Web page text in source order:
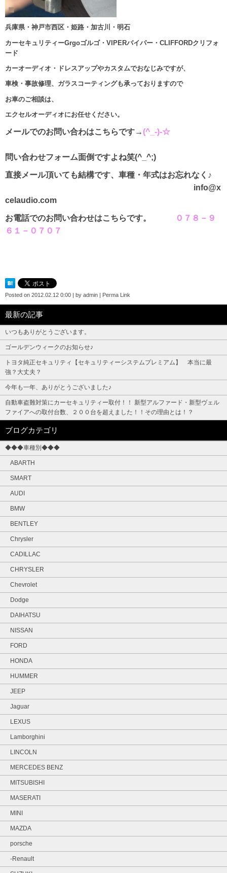
兵庫県・神戸市西区・姫路・加古川・明石
カーセキュリティーGrgoゴルゴ・VIPERバイパー・CLIFFORDクリフォ
ード
カーオーディオ・ドレスアップやカスタムでおなじみですが、
車検・事故修理、ガラスコーティングも承っておりますので
お車のご相談は、
エクセルオーディオにお任せください。
メールでのお問い合わはこちらです→(^_-)-☆
問い合わせフォーム面倒ですよね笑(^_^;)
直接メール頂いても結構です、車種・年式はお忘れなく♪
info@x
celaudio.com
お電話でのお問い合わせはこちらです。
０７８－９
６１－０７０７
Posted on 2012.02.12 0:00 | by admin | Perma Link
最新の記事
いつもありがとうございます。
ゴールデンウィークのお知らせ♪
トヨタ純正セキュリティ【セキュリティーシステムプレミアム】 本当に最
強？大丈夫？
今年も一年、ありがとうございました♪
自動車盗難対策にカーセキュリティー取付！！ 新型アルファード・新型ヴェル
ファイアへの取付台数、２００台を超えました！！その理由とは！？
ブログカテゴリ
◆◆◆車種別◆◆◆
ABARTH
SMART
AUDI
BMW
BENTLEY
Chrysler
CADILLAC
CHRYSLER
Chevrolet
Dodge
DAIHATSU
NISSAN
FORD
HONDA
HUMMER
JEEP
Jaguar
LEXUS
Lamborghini
LINCOLN
MERCEDES BENZ
MITSUBISHI
MASERATI
MINI
MAZDA
porsche
-Renault